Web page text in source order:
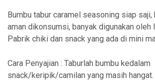
Bumbu tabur caramel seasoning siap saji,
aman dikonsumsi, banyak digunakan oleh
Pabrik chiki dan snack yang ada di mini
Cara Penyajian : Taburlah bumbu kedalam
snack/keripik/camilan yang masih hangat.